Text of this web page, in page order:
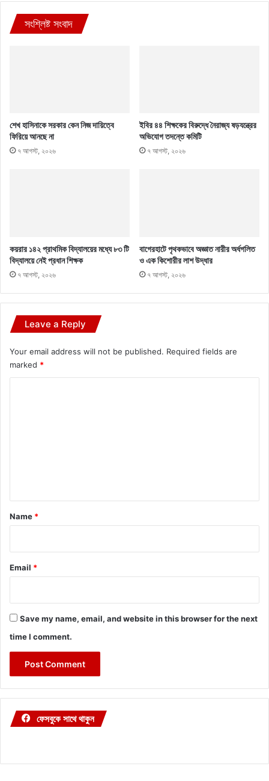
সংশ্লিষ্ট সংবাদ
শেখ হাসিনাকে সরকার কেন নিজ দায়িত্বে
ফিরিয়ে আনছে না
৭ আগস্ট, ২০২৬
ইবির ৪৪ শিক্ষকের বিরুদ্ধে নৈরাজ্য ষড়যন্ত্রের
অভিযোগ তদন্তে কমিটি
৭ আগস্ট, ২০২৬
কয়রার ১৪২ প্রাথমিক বিদ্যালয়ের মধ্যে ৮৩ টি
বিদ্যালয়ে নেই প্রধান শিক্ষক
৭ আগস্ট, ২০২৬
বাগেরহাটে পৃথকভাবে অজ্ঞাত নারীর অর্ধগলিত
ও এক কিশোরীর লাশ উদ্ধার
৭ আগস্ট, ২০২৬
Leave a Reply
Your email address will not be published. Required fields are
marked *
*
Name *
Email *
Save my name, email, and website in this browser for the next
time I comment.
ফেসবুকে সাথে থাকুন